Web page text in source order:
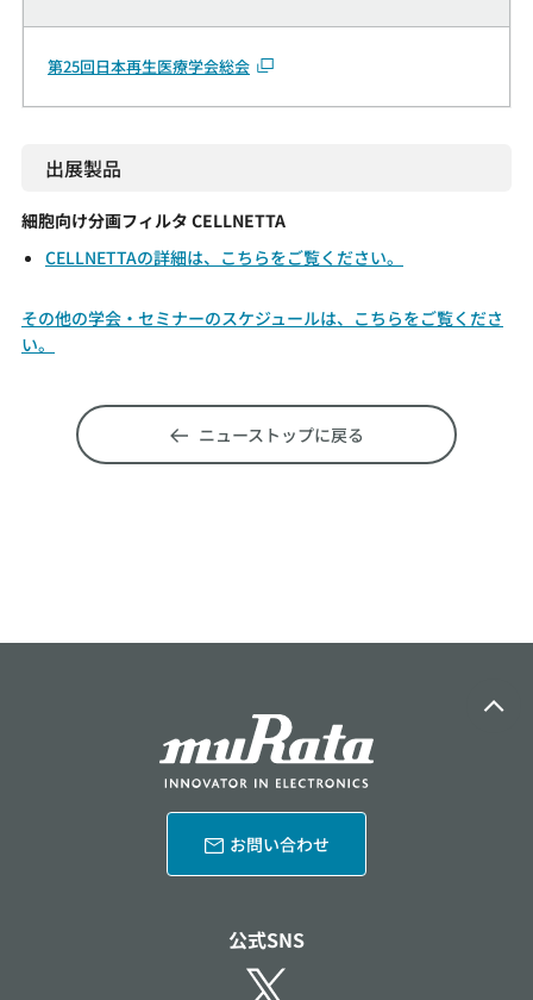
第25回日本再生医療学会総会
出展製品
細胞向け分画フィルタ CELLNETTA
CELLNETTAの詳細は、こちらをご覧ください。
その他の学会・セミナーのスケジュールは、こちらをご覧くださ
い。
ニューストップに戻る
お問い合わせ
公式SNS